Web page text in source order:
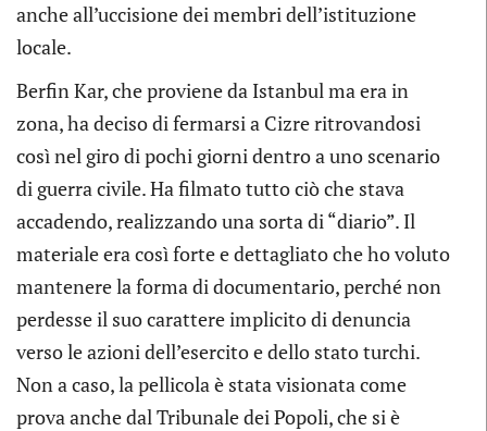
anche all’uccisione dei membri dell’istituzione
locale.
Berfin Kar, che proviene da Istanbul ma era in
zona, ha deciso di fermarsi a Cizre ritrovandosi
così nel giro di pochi giorni dentro a uno scenario
di guerra civile. Ha filmato tutto ciò che stava
accadendo, realizzando una sorta di “diario”. Il
materiale era così forte e dettagliato che ho voluto
mantenere la forma di documentario, perché non
perdesse il suo carattere implicito di denuncia
verso le azioni dell’esercito e dello stato turchi.
Non a caso, la pellicola è stata visionata come
prova anche dal Tribunale dei Popoli, che si è